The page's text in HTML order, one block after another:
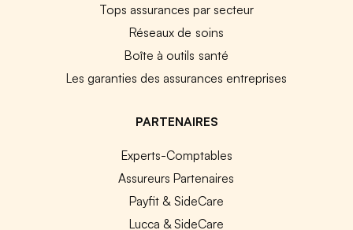
Tops assurances par secteur
Réseaux de soins
Boîte à outils santé
Les garanties des assurances entreprises
PARTENAIRES
Experts-Comptables
Assureurs Partenaires
Payfit & SideCare
Lucca & SideCare